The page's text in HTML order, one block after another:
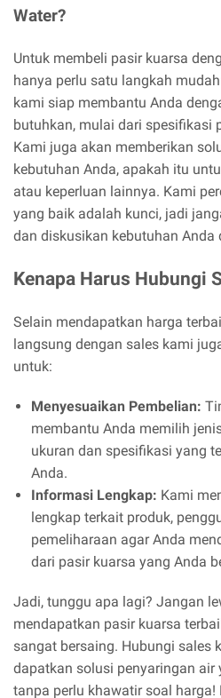
Water?
Untuk membeli pasir kuarsa
hanya perlu satu langkah
kami siap membantu Anda
butuhkan, mulai dari spesifikasi
Kami juga akan memberikan
kebutuhan Anda, apakah itu
atau keperluan lainnya. Kami
yang baik adalah kunci, jadi
dan diskusikan kebutuhan Anda
Kenapa Harus Hubungi
Selain mendapatkan harga
langsung dengan sales kami
untuk:
Menyesuaikan Pembelian:
membantu Anda memilih
ukuran dan spesifikasi yang
Anda.
Informasi Lengkap: Kami
lengkap terkait produk,
pemeliharaan agar Anda
dari pasir kuarsa yang Anda
Jadi, tunggu apa lagi? Jangan
mendapatkan pasir kuarsa
sangat bersaing. Hubungi sales
dapatkan solusi penyaringan air
tanpa perlu khawatir soal harga!